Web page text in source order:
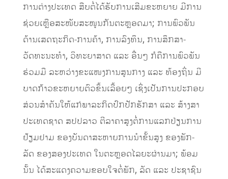
ການຕ່າງປະເທດ ສືບຕໍ່ໄດ້ຮັບການເສີມຂະຫຍາຍ ມີການ
ຊ່ວຍເຫຼືອສະໜັບສະໜູນກັນຕະຫຼອດມາ; ການພົວພັນ
ດ້ານເສດຖະກິດ-ການຄ້າ, ການລົງທຶນ, ການສຶກສາ-
ວັດທະນະທຳ, ວິທະຍາສາດ ແລະ ອື່ນໆ ກໍຄືການພົວພັນ
ຮ່ວມມື ລະຫວ່າງຂະແໜງການສູນກາງ ແລະ ທ້ອງຖິ່ນ ມີ
ບາດກ້າວຂະຫຍາຍຕົວຂຶ້ນເລື້ອຍໆ ເຊິ່ງເປັນການປະກອບ
ສ່ວນສຳຄັນໃຫ້ແກ່ພາລະກິດປົກປັກຮັກສາ ແລະ ສ້າງສາ
ປະເທດຊາດ ສປປລາວ ຕີລາຄາສູງຕໍ່ການແລກປ່ຽນການ
ຢ້ຽມຢາມ ຂອງບັນດາສະຫາຍການນໍາຂັ້ນສູງ ຂອງພັກ-
ລັດ ຂອງສອງປະເທດ ໃນຕະຫຼອດໄລຍະຜ່ານມາ; ພ້ອມ
ນັ້ນ ໄດ້ສະແດງຄວາມຂອບໃຈຕໍ່ພັກ, ລັດ ແລະ ປະຊາຊົນ